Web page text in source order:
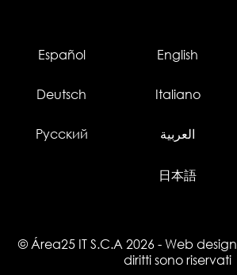
Español English
Deutsch Italiano
Русский العربية
日本語
© Área25 IT S.C.A 2026 - Web design
diritti sono riservati